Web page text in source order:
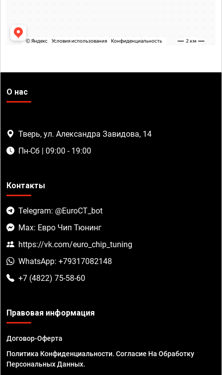
О нас
Тверь, ул. Александра Завидова, 14
Пн-Сб | 09:00 - 19:00
Контакты
Telegram: @EuroCT_bot
Max: Евро Чип Тюнинг
https://vk.com/euro_chip_tuning
WhatsApp: +79317082148
+7 (4822) 75-58-60
Правовая информация
Договор-Оферта
Политика Конфиденциальности. Согласие На Обработку
Персональных Данных.